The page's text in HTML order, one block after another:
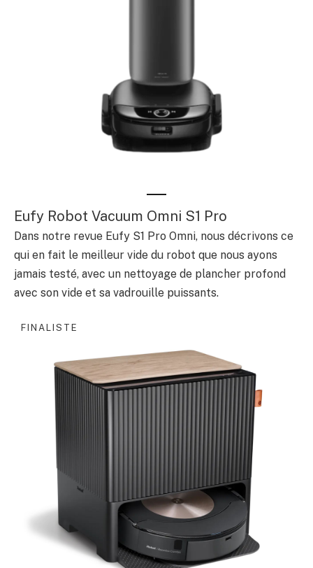
Eufy Robot Vacuum Omni S1 Pro
Dans notre revue Eufy S1 Pro Omni, nous décrivons ce
qui en fait le meilleur vide du robot que nous ayons
jamais testé, avec un nettoyage de plancher profond
avec son vide et sa vadrouille puissants.
FINALISTE